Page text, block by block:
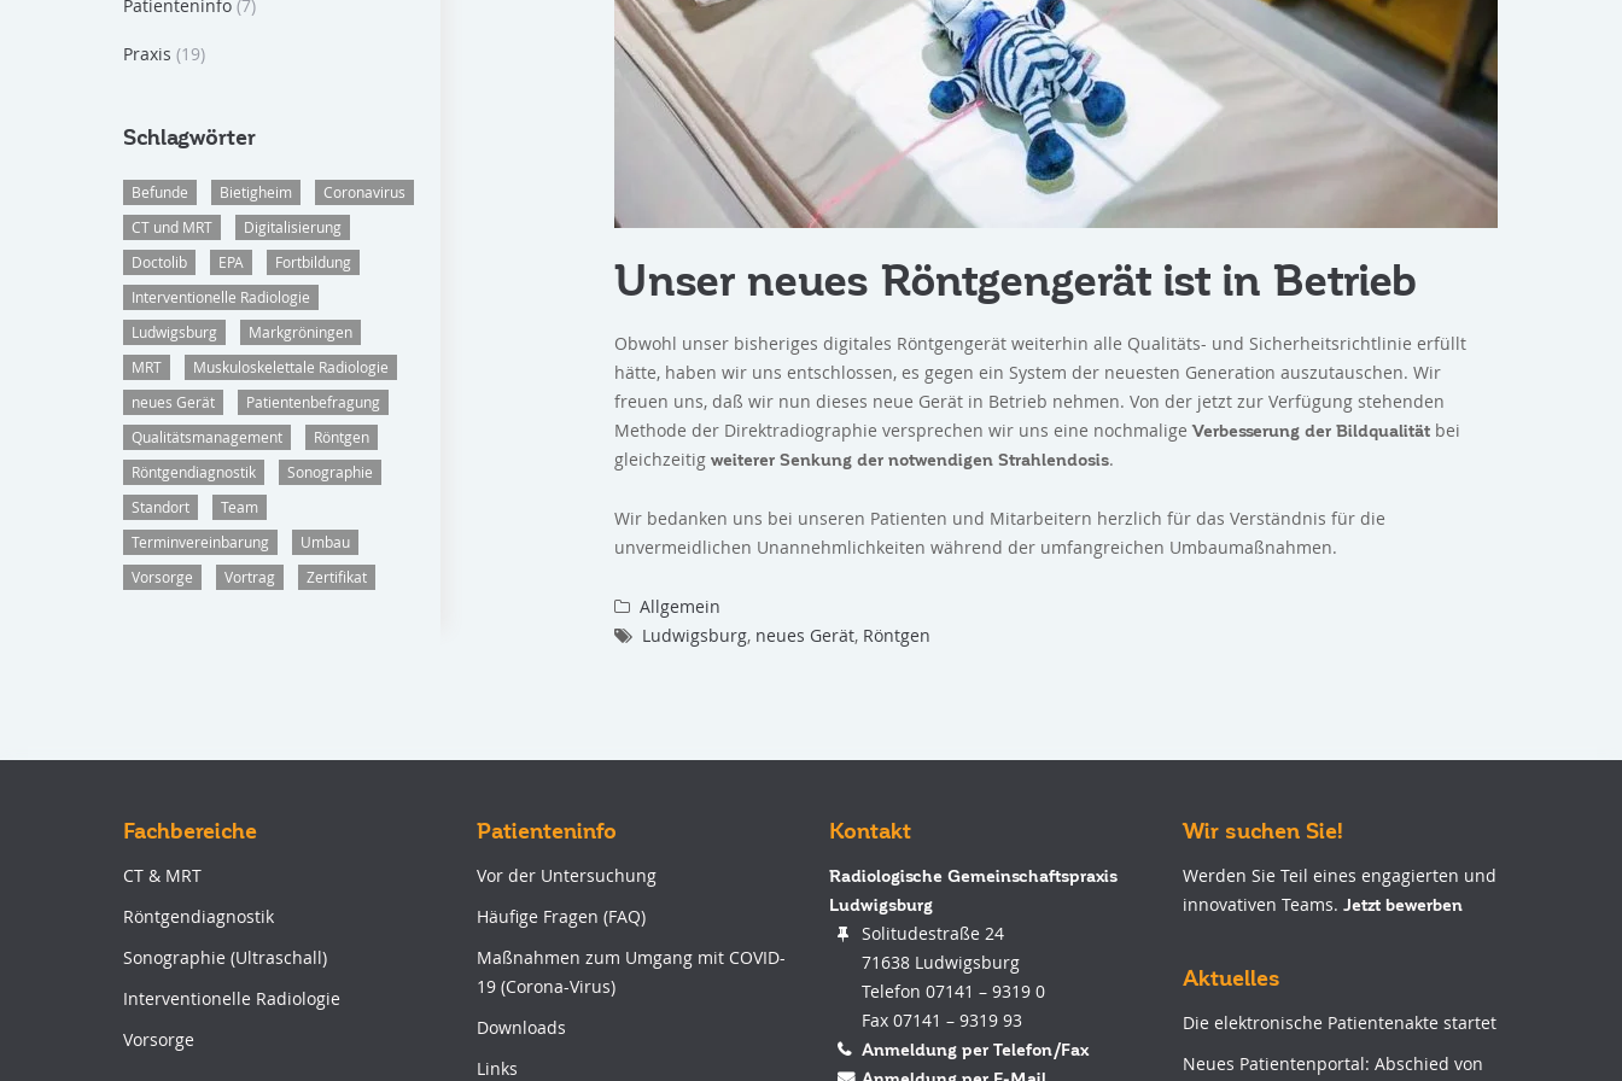
Patienteninfo (7)
Praxis (19)
Schlagwörter
Befunde Bietigheim
Coronavirus
CT und MRT
Digitalisierung
Doctolib
EPA
Fortbildung
Interventionelle Radiologie
Ludwigsburg
Markgröningen
MRT
Muskuloskelettale Radiologie
neues Gerät
Patientenbefragung
Qualitätsmanagement
Röntgen
Röntgendiagnostik
Sonographie
Standort
Team
Terminvereinbarung
Umbau
Vorsorge
Vortrag Zertifikat
Unser neues Röntgengerät ist in Betrieb
Obwohl unser bisheriges digitales Röntgengerät weiterhin alle Qualitäts- und Sicherheitsrichtlinie erfüllt
hätte, haben wir uns entschlossen, es gegen ein System der neuesten Generation auszutauschen. Wir
freuen uns, daß wir nun dieses neue Gerät in Betrieb nehmen. Von der jetzt zur Verfügung stehenden
Methode der Direktradiographie versprechen wir uns eine nochmaligeVerbesserung der Bildqualitätbei
gleichzeitigweiterer Senkung der notwendigen Strahlendosis.
Wir bedanken uns bei unseren Patienten und Mitarbeitern herzlich für das Verständnis für die
unvermeidlichen Unannehmlichkeiten während der umfangreichen Umbaumaßnahmen.
Allgemein
Ludwigsburg, neues Gerät, Röntgen
Fachbereiche
CT & MRT
Röntgendiagnostik
Sonographie (Ultraschall)
Interventionelle Radiologie
Vorsorge
Patienteninfo
Vor der Untersuchung
Häufige Fragen (FAQ)
Maßnahmen zum Umgang mit COVID-
19 (Corona-Virus)
Downloads
Links
Kontakt
Radiologische Gemeinschaftspraxis
Ludwigsburg
Solitudestraße 24
71638 Ludwigsburg
Telefon 07141 – 9319 0
Fax 07141 – 9319 93
Anmeldung per Telefon/Fax
Wir suchen Sie!
Werden Sie Teil eines engagierten und
innovativen Teams. Jetzt bewerben
Aktuelles
Die elektronische Patientenakte startet
Neues Patientenportal: Abschied von